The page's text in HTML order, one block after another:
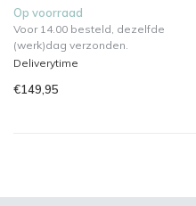
Op voorraad
Voor 14.00 besteld, dezelfde
(werk)dag verzonden.
Deliverytime
€149,95